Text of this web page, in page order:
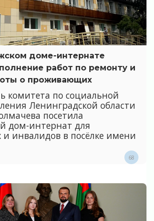
доме-интернате
работ по ремонту и
о проживающих
комитета по социальной
Ленинградской области
посетила
дом-интернат для
и инвалидов в посёлке имени
68